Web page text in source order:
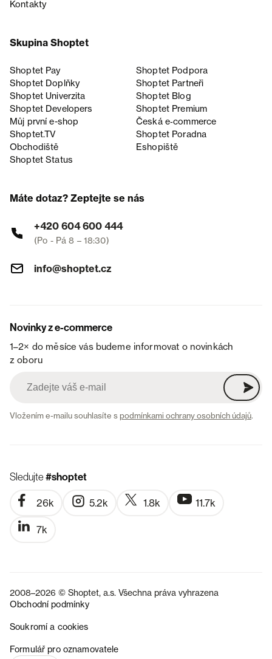
Kontakty
Skupina Shoptet
Shoptet Pay
Shoptet Podpora
Shoptet Doplňky
Shoptet Partneři
Shoptet Univerzita
Shoptet Blog
Shoptet Developers
Shoptet Premium
Můj první e-shop
Česká e‑commerce
Shoptet.TV
Shoptet Poradna
Obchodiště
Eshopiště
Shoptet Status
Máte dotaz? Zeptejte se nás
+420 604 600 444
(Po - Pá 8 – 18:30)
info@shoptet.cz
Novinky z e-commerce
1–2× do měsíce vás budeme informovat o novinkách
z oboru
Vložením e-mailu souhlasíte spodmínkami ochrany osobních údajů.
Sledujte#shoptet
26k 5.2k 1.8k 11.7k
7k
2008–2026 © Shoptet, a.s. Všechna práva vyhrazena
Obchodní podmínky
Soukromí a cookies
Formulář pro oznamovatele